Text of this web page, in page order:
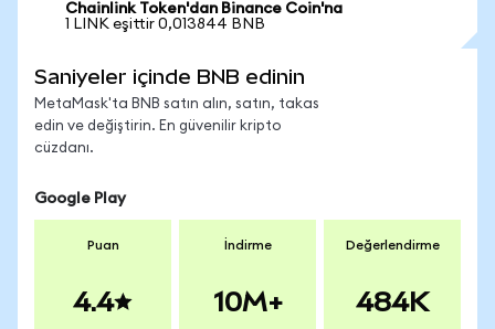
Chainlink Token'dan Binance Coin'na
1 LINK eşittir 0,013844 BNB
Saniyeler içinde BNB edinin
MetaMask'ta BNB satın alın, satın, takas
edin ve değiştirin. En güvenilir kripto
cüzdanı.
Google Play
Puan
4.4
İndirme
10M+
Değerlendirme
484K